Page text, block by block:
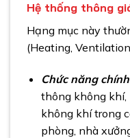
Hệ thống thông
Hạng mục này
(Heating,
Chức năng
thông không khí,
không khí trong
phòng, nhà